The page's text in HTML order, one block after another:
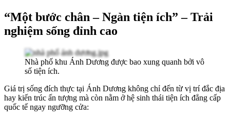
“Một bước chân – Ngàn tiện ích” – Trải
nghiệm sống đỉnh cao
Nhà phố khu Ánh Dương được bao xung quanh bởi vô
số tiện ích.
Giá trị sống đích thực tại Ánh Dương không chỉ đến từ vị trí đắc địa
hay kiến trúc ấn tượng mà còn nằm ở hệ sinh thái tiện ích đẳng cấp
quốc tế ngay ngưỡng cửa: